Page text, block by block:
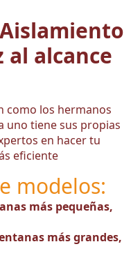
alcance
como los hermanos
uno tiene sus propias
en hacer tu
eficiente
modelos:
más pequeñas,
más grandes,